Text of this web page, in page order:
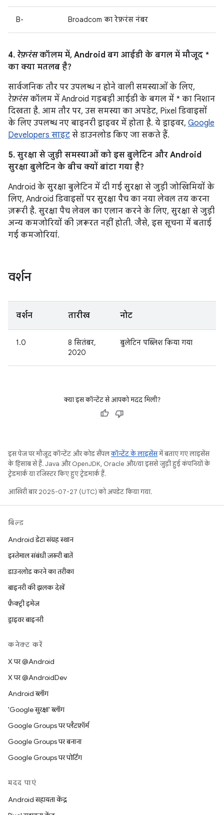
B- Broadcom का रेफ़रंस नंबर
4. रेफ़रंसकॉलम में, Android बग आईडी के बगल में मौजूद *
का क्या मतलब है?
सार्वजनिक तौर पर उपलब्ध न होने वाली समस्याओं के लिए,
रेफ़रंसकॉलम में Android गड़बड़ी आईडी के बगल में * का निशान
दिखता है. आम तौर पर, उस समस्या का अपडेट, Pixel डिवाइसों
के लिए उपलब्ध नए बाइनरी ड्राइवर में होता है. ये ड्राइवर, Google
Developers साइट से डाउनलोड किए जा सकते हैं.
5. सुरक्षा से जुड़ी समस्याओं को इस बुलेटिन और Android
सुरक्षा बुलेटिन के बीच क्यों बांटा गया है?
Android के सुरक्षा बुलेटिन में दी गई सुरक्षा से जुड़ी जोखिमियों के
लिए, Android डिवाइसों पर सुरक्षा पैच का नया लेवल तय करना
ज़रूरी है. सुरक्षा पैच लेवल का एलान करने के लिए, सुरक्षा से जुड़ी
अन्य कमजोरियों की ज़रूरत नहीं होती. जैसे, इस सूचना में बताई
गई कमजोरियां.
वर्शन
वर्शन तारीख नोट
1.0
8 सितंबर,
2020
बुलेटिन पब्लिश किया गया
क्या इस कॉन्टेंट से आपको मदद मिली?
इस पेज पर मौजूद कॉन्टेंट और कोड सैंपलकॉन्टेंट के लाइसेंसमें बताए गए लाइसेंस
के हिसाब से हैं. Java और OpenJDK, Oracle और/या इससे जुड़ी हुई कंपनियों के
ट्रेडमार्क या रजिस्टर किए हुए ट्रेडमार्क हैं.
आखिरी बार 2025-07-27 (UTC) को अपडेट किया गया.
बिल्ड
Android डेटा संग्रह स्थान
इस्तेमाल संबंधी ज़रूरी बातें
डाउनलोड करने का तरीका
बाइनरी की झलक देखें
फ़ैक्ट्री इमेज
ड्राइवर बाइनरी
कनेक्ट करें
X पर @Android
X पर @AndroidDev
Android ब्लॉग
'Google सुरक्षा' ब्लॉग
Google Groups पर प्लैटफ़ॉर्म
Google Groups पर बनाना
Google Groups पर पोर्टिंग
मदद पाएं
Android सहायता केंद्र